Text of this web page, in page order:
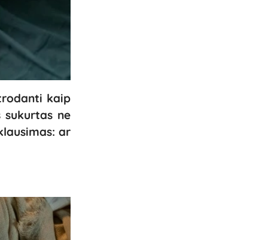
kaip
sukurtas ne
ar